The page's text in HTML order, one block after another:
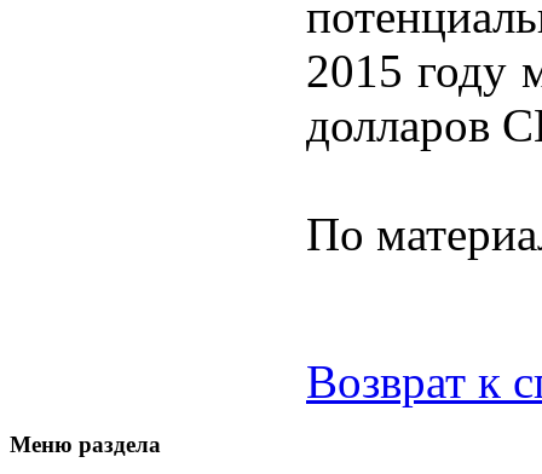
2015 году
долларов
По
Возврат к
Меню раздела